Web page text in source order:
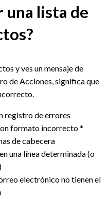
lista de
y ves un mensaje de
de Acciones, significa que
registro de errores
formato incorrecto *
de cabecera
una línea determinada (o
electrónico no tienen el